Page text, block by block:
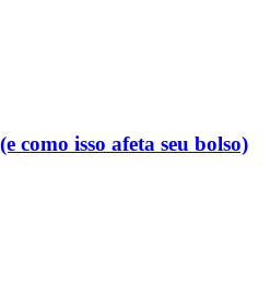
como isso afeta seu bolso)